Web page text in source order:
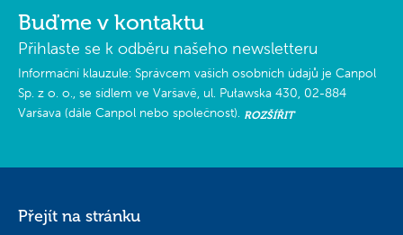
Buďme v kontaktu
Přihlaste se k odběru našeho newsletteru
Informační klauzule: Správcem vašich osobních údajů je Canpol
Sp. z o. o., se sídlem ve Varšavě, ul. Puławska 430, 02-884
Varšava (dále Canpol nebo společnost). ROZŠÍŘIT
Vaše osobní údaje se budou zpracovávat pro účely zasílání newsletteru na
Přejít na stránku